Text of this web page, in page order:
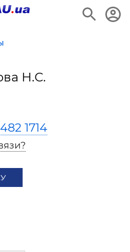
Н.С.
1714